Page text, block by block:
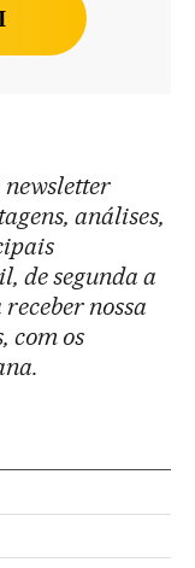
análises,
de segunda a
nossa
com os